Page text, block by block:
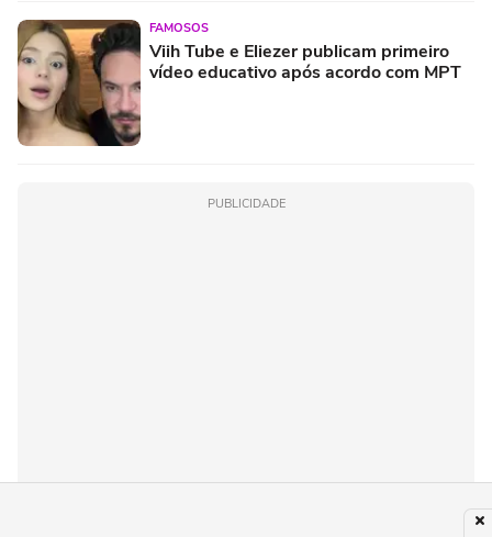
FAMOSOS
Viih Tube e Eliezer publicam primeiro
vídeo educativo após acordo com MPT
PUBLICIDADE